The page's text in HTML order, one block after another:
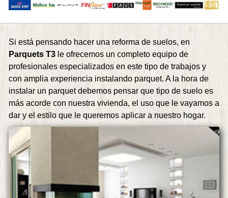
Si está pensando hacer una reforma de suelos, en
Parquets T3 le ofrecemos un completo equipo de
profesionales especializados en este tipo de trabajos y
con amplia experiencia instalando parquet. A la hora de
instalar un parquet debemos pensar que tipo de suelo es
más acorde con nuestra vivienda, el uso que le vayamos a
dar y el estilo que le queremos aplicar a nuestro hogar.